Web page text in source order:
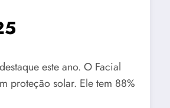
este ano. O Facial
proteção solar. Ele tem 88%